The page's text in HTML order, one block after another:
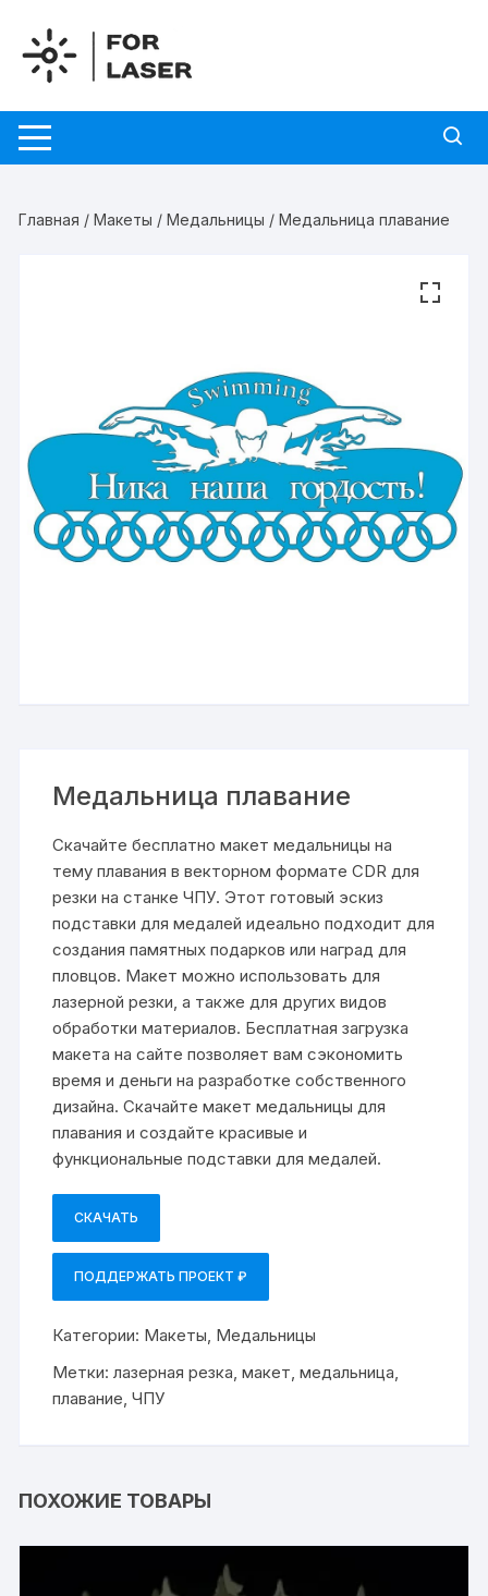
содержимому
Главная /Макеты /Медальницы / Медальница плавание
Медальница плавание
Скачайте бесплатно макет медальницы на
тему плавания в векторном формате CDR для
резки на станке ЧПУ. Этот готовый эскиз
подставки для медалей идеально подходит для
создания памятных подарков или наград для
пловцов. Макет можно использовать для
лазерной резки, а также для других видов
обработки материалов. Бесплатная загрузка
макета на сайте позволяет вам сэкономить
время и деньги на разработке собственного
дизайна. Скачайте макет медальницы для
плавания и создайте красивые и
функциональные подставки для медалей.
СКАЧАТЬ
ПОДДЕРЖАТЬ ПРОЕКТ ₽
Категории: Макеты Медальницы
Метки:лазерная резка ,макет ,медальница
плавание ,ЧПУ
ПОХОЖИЕ ТОВАРЫ